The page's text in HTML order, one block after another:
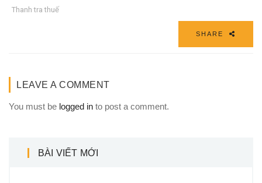
Thanh tra thuế
SHARE
LEAVE A COMMENT
You must be logged in to post a comment.
BÀI VIẾT MỚI